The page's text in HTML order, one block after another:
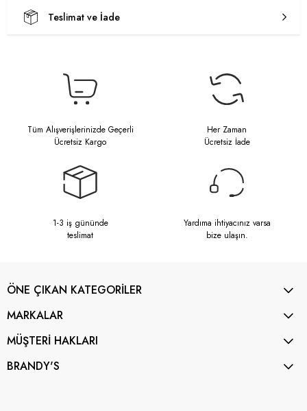
Teslimat ve İade
Tüm Alışverişlerinizde Geçerli
Ücretsiz Kargo
Her Zaman
Ücretsiz İade
1-3 iş gününde
teslimat
Yardıma ihtiyacınız varsa
bize ulaşın.
ÖNE ÇIKAN KATEGORİLER
MARKALAR
MÜŞTERİ HAKLARI
BRANDY'S